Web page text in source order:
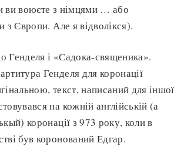
ви воюєте з німцями … або
з Європи. Але я відволікся).
Генделя і «Садока-священика».
Генделя для коронації
текст, написаний для іншої
на кожній англійській (а
коронації з 973 року, коли в
був коронований Едгар.